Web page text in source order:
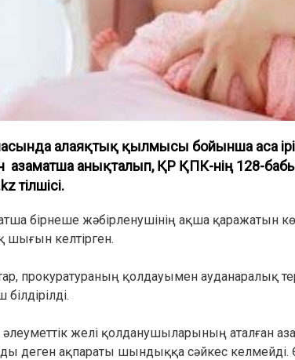
алаяқтық қылмысы бойынша аса
азаматша анықталып, ҚР ҚПК-нің 128-
тілшісі.
бірнеше жәбірленушінің ақша қаражатын
шығын келтірген.
прокуратураның қолдауымен ауданаралық
білдірілді.
әлеуметтік желі қолданушыларының аталған
деген ақпараты шындыққа сәйкес